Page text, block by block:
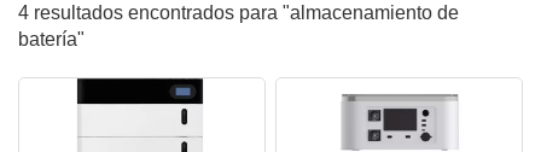
4 resultados encontrados para "almacenamiento de
batería"